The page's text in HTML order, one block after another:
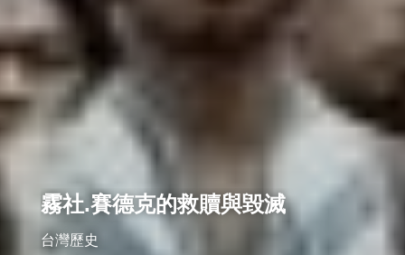
霧社.賽德克的救贖與毀滅
台灣歷史